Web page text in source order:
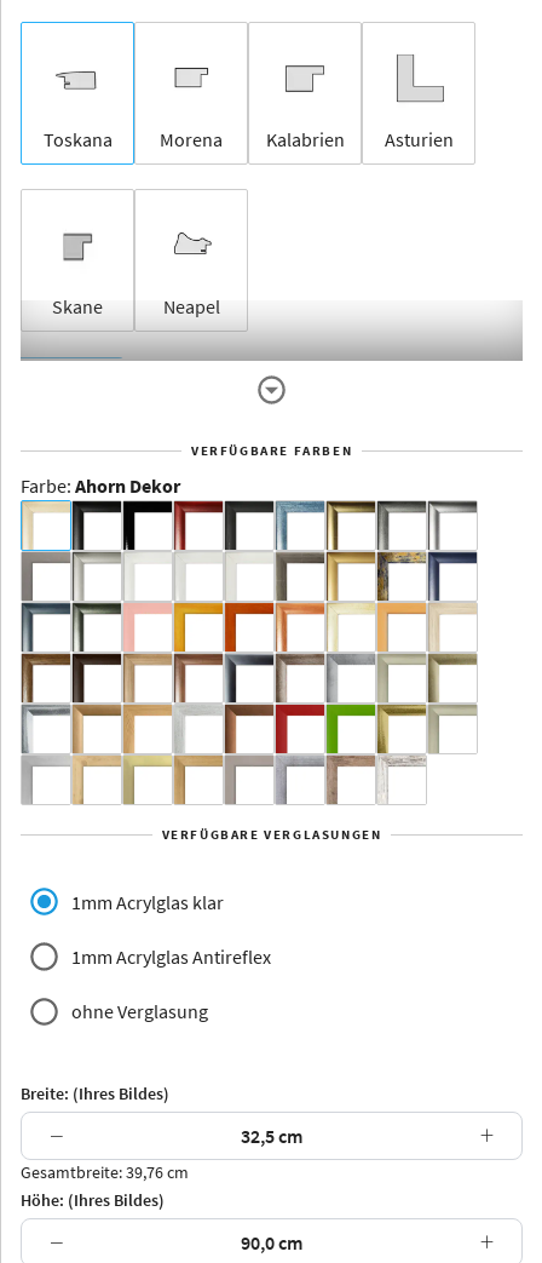
Toskana Morena Kalabrien Asturien
Skane Neapel
Dakota -
Rahmenloser
Aluminium
Yukon Alaska
Jersey Dauphine
Arran Luzern
VERFÜGBARE FARBEN
Farbe: Ahorn Dekor
VERFÜGBARE VERGLASUNGEN
1mm Acrylglas klar
1mm Acrylglas Antireflex
ohne Verglasung
Breite: (Ihres Bildes)
− +
Gesamtbreite: 39,76 cm
Höhe: (Ihres Bildes)
− +